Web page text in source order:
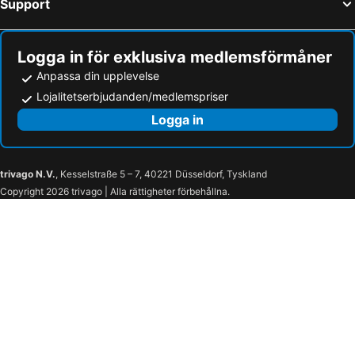
Support
Logga in för exklusiva medlemsförmåner
Anpassa din upplevelse
Lojalitetserbjudanden/medlemspriser
Logga in
trivago N.V., Kesselstraße 5 – 7, 40221 Düsseldorf, Tyskland
Copyright 2026 trivago | Alla rättigheter förbehållna.